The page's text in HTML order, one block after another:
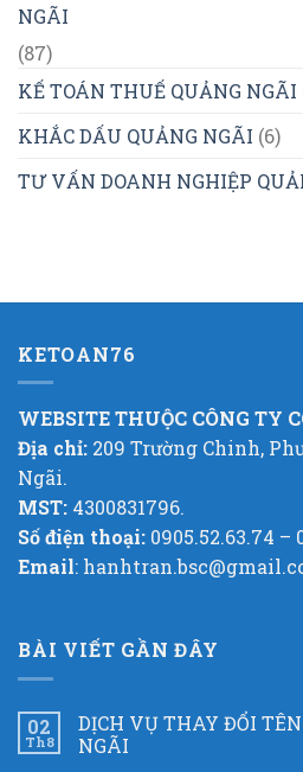
NGÃI
(87)
KẾ TOÁN THUẾ QUẢNG NGÃI
KHẮC DẤU QUẢNG NGÃI (6)
TƯ VẤN DOANH NGHIỆP
KETOAN76
WEBSITE THUỘC CÔNG TY
Địa chỉ: 209 Trường Chinh,
Ngãi.
MST: 4300831796.
Số điện thoại: 0905.52.63.74 –
Email:
BÀI VIẾT GẦN ĐÂY
02
Th8
DỊCH VỤ THAY ĐỔI
NGÃI